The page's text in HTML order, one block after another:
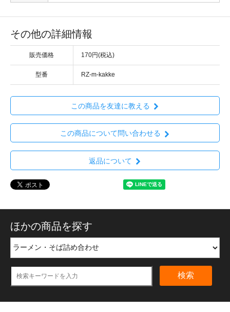
その他の詳細情報
販売価格 170円(税込)
型番 RZ-m-kakke
この商品を友達に教える
この商品について問い合わせる
返品について
ほかの商品を探す
検索